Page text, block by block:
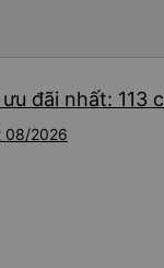
đãi nhất: 113
08/2026